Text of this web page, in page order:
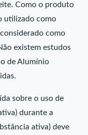
Como o produto
utilizado como
como
existem estudos
de Alumínio
sobre o uso de
durante a
ativa) deve